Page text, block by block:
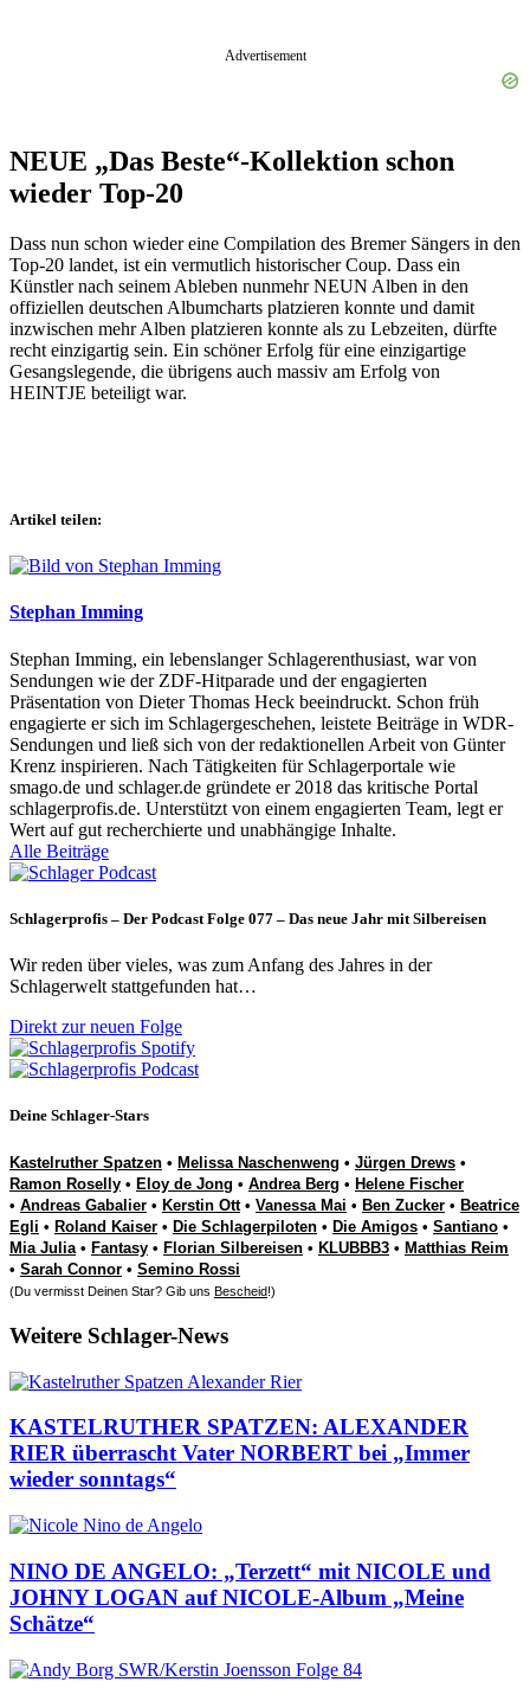
Advertisement
NEUE „Das Beste“-Kollektion schon
wieder Top-20
Dass nun schon wieder eine Compilation des Bremer Sängers in den
Top-20 landet, ist ein vermutlich historischer Coup. Dass ein
Künstler nach seinem Ableben nunmehr NEUN Alben in den
offiziellen deutschen Albumcharts platzieren konnte und damit
inzwischen mehr Alben platzieren konnte als zu Lebzeiten, dürfte
recht einzigartig sein. Ein schöner Erfolg für eine einzigartige
Gesangslegende, die übrigens auch massiv am Erfolg von
HEINTJE beteiligt war.
Artikel teilen:
Stephan Imming
Stephan Imming, ein lebenslanger Schlagerenthusiast, war von
Sendungen wie der ZDF-Hitparade und der engagierten
Präsentation von Dieter Thomas Heck beeindruckt. Schon früh
engagierte er sich im Schlagergeschehen, leistete Beiträge in WDR-
Sendungen und ließ sich von der redaktionellen Arbeit von Günter
Krenz inspirieren. Nach Tätigkeiten für Schlagerportale wie
smago.de und schlager.de gründete er 2018 das kritische Portal
schlagerprofis.de. Unterstützt von einem engagierten Team, legt er
Wert auf gut recherchierte und unabhängige Inhalte.
Alle Beiträge
Schlagerprofis – Der Podcast Folge 077 – Das neue Jahr mit Silbereisen
Wir reden über vieles, was zum Anfang des Jahres in der
Schlagerwelt stattgefunden hat…
Direkt zur neuen Folge
Deine Schlager-Stars
Kastelruther Spatzen • Melissa Naschenweng • Jürgen Drews •
Ramon Roselly • Eloy de Jong • Andrea Berg • Helene Fischer
• Andreas Gabalier • Kerstin Ott• Vanessa Mai • Ben Zucker • Beatrice
Egli • Roland Kaiser • Die Schlagerpiloten • Die Amigos • Santiano •
Mia Julia• Fantasy • Florian Silbereisen • KLUBBB3 • Matthias Reim
• Sarah Connor • Semino Rossi
(Du vermisst Deinen Star? Gib uns Bescheid!)
Weitere Schlager-News
KASTELRUTHER SPATZEN: ALEXANDER
RIER überrascht Vater NORBERT bei „Immer
wieder sonntags“
NINO DE ANGELO: „Terzett“ mit NICOLE und
JOHNY LOGAN auf NICOLE-Album „Meine
Schätze“